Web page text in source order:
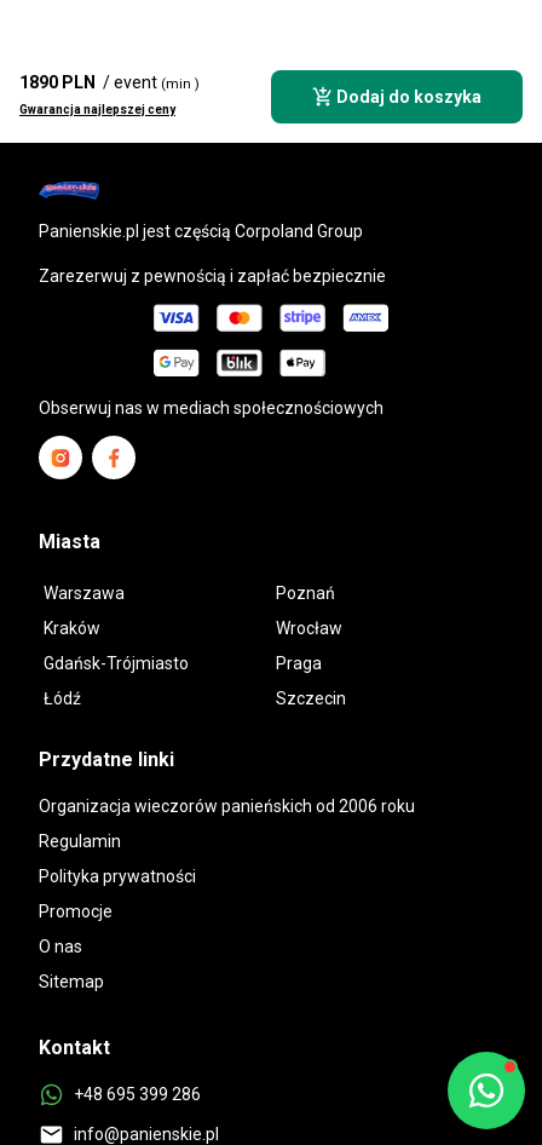
1890 PLN / event (min )
Gwarancja najlepszej ceny
Dodaj do koszyka
panienskie.pl jest częścią Corpoland Group
Zarezerwuj z pewnością i zapłać bezpiecznie
Obserwuj nas w mediach społecznościowych
Miasta
Warszawa
Poznań
Kraków
Wrocław
Gdańsk-Trójmiasto
Praga
Łódź
Szczecin
Przydatne linki
Organizacja wieczorów panieńskich od 2006 roku
Regulamin
Polityka prywatności
Promocje
O nas
Sitemap
Kontakt
+48 695 399 286
info@panienskie.pl